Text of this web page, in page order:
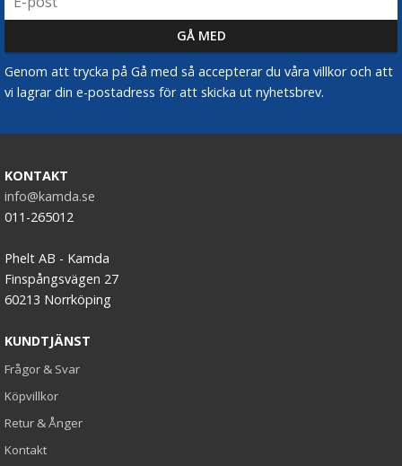
Genom att trycka på Gå med så accepterar du våra villkor och att
vi lagrar din e-postadress för att skicka ut nyhetsbrev.
KONTAKT
info@kamda.se
011-265012
Phelt AB - Kamda
Finspångsvägen 27
60213 Norrköping
KUNDTJÄNST
Frågor & Svar
Köpvillkor
Retur & Ånger
Kontakt